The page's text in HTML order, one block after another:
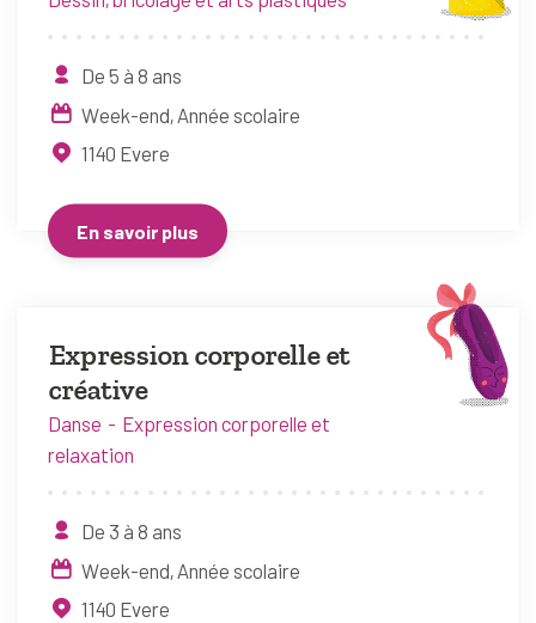
De 5 à 8 ans
Week-end Année scolaire
1140 Evere
En savoir plus
Expression corporelle et
créative
Danse
Expression corporelle et
relaxation
De 3 à 8 ans
Week-end Année scolaire
1140 Evere